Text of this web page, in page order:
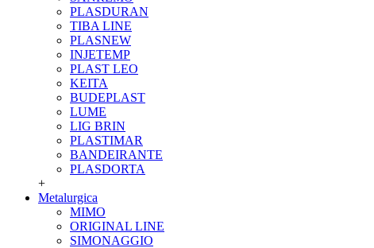
PLASDURAN
TIBA LINE
PLASNEW
INJETEMP
PLAST LEO
KEITA
BUDEPLAST
LUME
LIG BRIN
PLASTIMAR
BANDEIRANTE
PLASDORTA
+
Metalurgica
MIMO
ORIGINAL LINE
SIMONAGGIO